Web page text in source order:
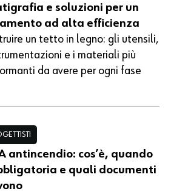
e soluzioni per un
ad alta efficienza
un tetto in legno: gli utensili,
e i materiali più
da avere per ogni fase
antincendio: cos’è, quando
e quali documenti